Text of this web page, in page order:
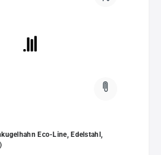
Eco-Line, Edelstahl,